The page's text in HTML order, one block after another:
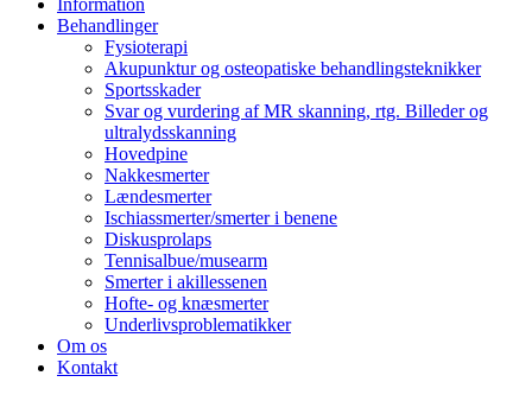
Information
Behandlinger
Fysioterapi
Akupunktur og osteopatiske behandlingsteknikker
Sportsskader
Svar og vurdering af MR skanning, rtg. Billeder og
ultralydsskanning
Hovedpine
Nakkesmerter
Lændesmerter
Ischiassmerter/smerter i benene
Diskusprolaps
Tennisalbue/musearm
Smerter i akillessenen
Hofte- og knæsmerter
Underlivsproblematikker
Om os
Kontakt